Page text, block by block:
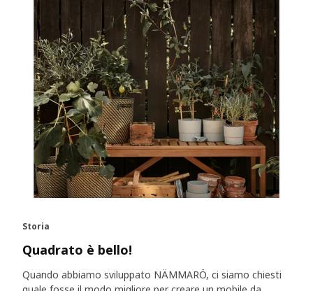
Storia
Quadrato è bello!
Quando abbiamo sviluppato NÄMMARÖ, ci siamo chiesti